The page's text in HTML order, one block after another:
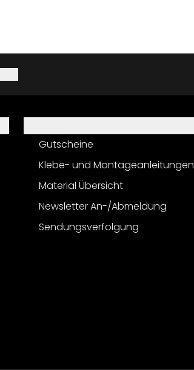
Gutscheine
Klebe- und Montageanleitungen
Material Übersicht
Newsletter An-/Abmeldung
Sendungsverfolgung